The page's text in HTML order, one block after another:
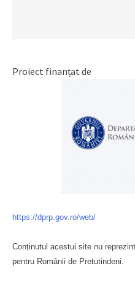
Proiect finanțat de
https://dprp.gov.ro/web/
Conținutul acestui site nu
pentru Românii de Pretutindeni.